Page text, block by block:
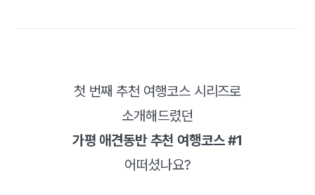
첫 번째 추천 여행코스 시리즈로
소개해드렸던
가평 애견동반 추천 여행코스 #1
어떠셨나요?